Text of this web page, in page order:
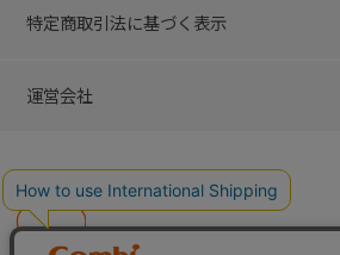
特定商取引法に基づく表示
運営会社